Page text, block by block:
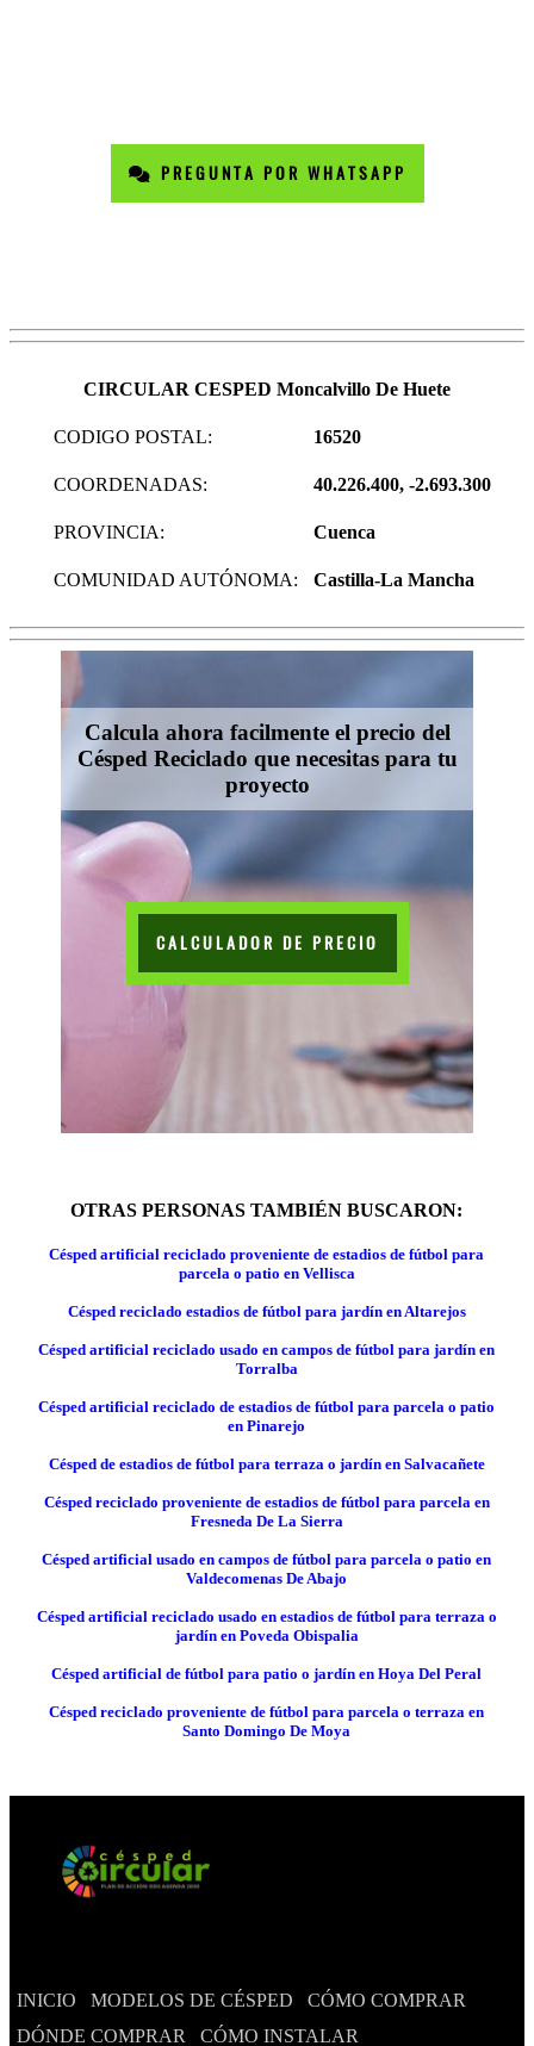
PREGUNTA POR WHATSAPP
CIRCULAR CESPED Moncalvillo De Huete
CODIGO POSTAL: 16520
COORDENADAS: 40.226.400, -2.693.300
PROVINCIA: Cuenca
COMUNIDAD AUTÓNOMA: Castilla-La Mancha
Calcula ahora facilmente el precio del
Césped Reciclado que necesitas para tu
proyecto
CALCULADOR DE PRECIO
OTRAS PERSONAS TAMBIÉN BUSCARON:
Césped artificial reciclado proveniente de estadios de fútbol para
parcela o patio en Vellisca
Césped reciclado estadios de fútbol para jardín en Altarejos
Césped artificial reciclado usado en campos de fútbol para jardín en
Torralba
Césped artificial reciclado de estadios de fútbol para parcela o patio
en Pinarejo
Césped de estadios de fútbol para terraza o jardín en Salvacañete
Césped reciclado proveniente de estadios de fútbol para parcela en
Fresneda De La Sierra
Césped artificial usado en campos de fútbol para parcela o patio en
Valdecomenas De Abajo
Césped artificial reciclado usado en estadios de fútbol para terraza o
jardín en Poveda Obispalia
Césped artificial de fútbol para patio o jardín en Hoya Del Peral
Césped reciclado proveniente de fútbol para parcela o terraza en
Santo Domingo De Moya
INICIO MODELOS DE CÉSPED
CÓMO COMPRAR
DÓNDE COMPRAR
CÓMO INSTALAR